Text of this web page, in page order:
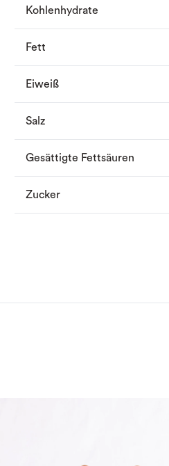
Kohlenhydrate
Fett
Eiweiß
Salz
Gesättigte Fettsäuren
Zucker